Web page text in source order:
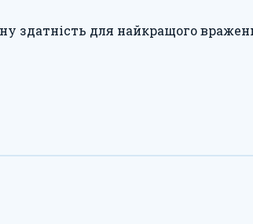
здатність для найкращого